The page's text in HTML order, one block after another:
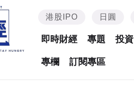
港股IPO 日圓
即時財經 專題 投資
專欄 訂閱專區